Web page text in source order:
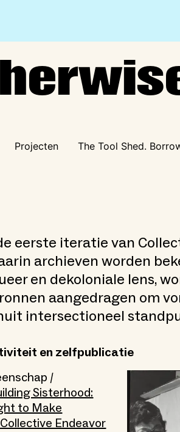
Projecten The Tool Shed.
eerste iteratie van
archieven worden
en dekoloniale lens,
aangedragen om
intersectioneel
en zelfpublicatie
/
Sisterhood:
to Make
Endeavor